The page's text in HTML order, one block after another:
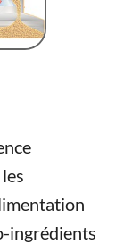
ingrédients